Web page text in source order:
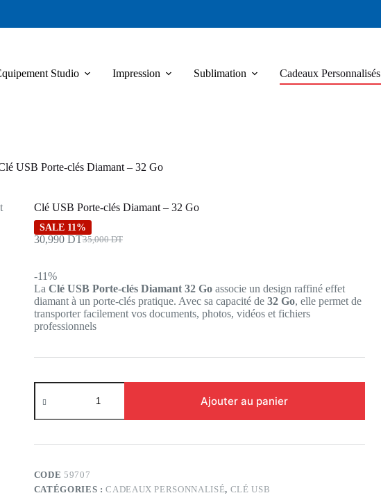
Studio Impression Sublimation Cadeaux Personnalisés
USB Porte-clés Diamant – 32 Go
Clé USB Porte-clés Diamant – 32 Go
SALE 11%
35,000DT
Le
était :
35,000 DT.
30,990 DTLe
est :
30,990 DT.
-11%
La Clé USB Porte-clés Diamant 32 Goassocie un design raffiné effet
diamant à un porte-clés pratique. Avec sa capacité de 32 Go, elle permet de
transporter facilement vos documents, photos, vidéos et fichiers
professionnels
quantité
de
USB
clés
–
32
Go
Ajouter au panier
CODE59707
CATÉGORIES :CADEAUX PERSONNALISÉ, CLÉ USB